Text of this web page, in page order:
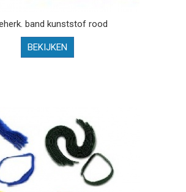
band kunststof rood
BEKIJKEN